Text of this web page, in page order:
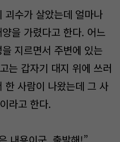
괴수가 살았는데 얼마나
을 가렸다고 한다. 어느
지르면서 주변에 있는
는 갑자기 대지 위에 쓰러
한 사람이 나왔는데 그 사
라고 한다.